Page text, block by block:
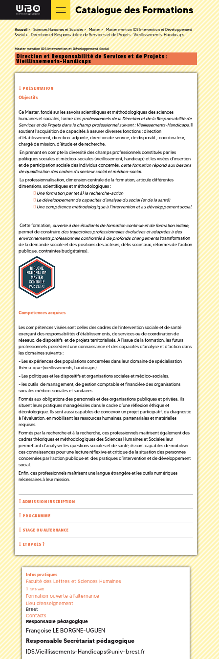
Catalogue des Formations
Accueil Sciences Humaines et Sociales Master
Master mention IDS Intervention et Développement
Social
Direction et Responsabilité de Services et de Projets : Vieillissements-Handicaps
Master mention IDS Intervention et Développement Social
Direction et Responsabilité de Services et de Projets :
Vieillissements-Handicaps
PRÉSENTATION
Objectifs
Ce Master, fondé sur les savoirs scientifiques et méthodologiques des sciences
humaines et sociales, forme des professionnels de la Direction et de la Responsabilité de
Services et de Projets dans le champ professionnel suivant : Vieillissements-Handicaps. Il
soutient l’acquisition de capacités à assurer diverses fonctions : direction
d’établissement, direction-adjointe, direction de service, de dispositif ; coordinateur,
chargé de mission, d’étude et de recherche.
En prenant en compte la diversité des champs professionnels constitués par les
politiques sociales et médico-sociales (vieillissement, handicap) et les visées d’insertion
et de participation sociale des individus concernés, cette formation répond aux besoins
de qualification des cadres du secteur social et médico-social.
La professionnalisation, dimension centrale de la formation, articule différentes
dimensions, scientifiques et méthodologiques :
Une formation par (et à) la recherche-action
Le développement de capacités d’analyse du social (et de la santé)
Une compétence méthodologique à l’intervention et au développement social.
Cette formation, ouverte à des étudiants de formation continue et de formation initiale,
permet de construiredes trajectoires professionnelles évolutives et adaptées à des
environnements professionnels confrontés à de profonds changements(transformation
de la demande sociale et des positions des acteurs, défis sociétaux, réformes de l’action
publique, contraintes budgétaires).
Compétences acquises
Les compétences visées sont celles des cadres de l’intervention sociale et de santé
exerçant des responsabilités d’établissements, de services ou de coordination de
réseaux, de dispositifs et de projets territorialisés. A l'issue de la formation, les futurs
professionnels possèdent une connaissance et des capacités d'analyse et d'action dans
les domaines suivants :
- Les expériences des populations concernées dans leur domaine de spécialisation
thématique (vieillissements, handicaps)
- Les politiques et les dispositifs et organisations sociales et médico-sociales.
- les outils de management, de gestion comptable et financière des organisations
sociales médico-sociales et sanitaires
Formés aux obligations des personnels et des organisations publiques et privées, ils
situent leurs pratiques managériales dans le cadre d’une réflexion éthique et
déontologique. Ils sont aussi capables de concevoir un projet participatif, du diagnostic
à l’évaluation, en mobilisant les ressources humaines, partenariales et matérielles
requises.
Formés par la recherche et à la recherche, ces professionnels maitrisent également des
cadres théoriques et méthodologiques des Sciences Humaines et Sociales leur
permettant d’analyser les questions sociales et de santé, ils sont capables de mobiliser
ces connaissances pour une lecture réflexive et critique de la situation des personnes
concernées par l’action publique et des pratiques d’intervention et de développement
social.
Enfin, ces professionnels maîtrisent une langue étrangère et les outils numériques
nécessaires à leur mission.
ADMISSION INSCRIPTION
PROGRAMME
STAGE OU ALTERNANCE
ET APRÈS ?
Infos pratiques
Faculté des Lettres et Sciences Humaines
Site web
Formation ouverte à l'alternance
Lieu d'enseignement
Brest
Contacts
Responsable pédagogique
Françoise LE BORGNE-UGUEN
Responsable Secrétariat pédagogique
IDS.Vieillissements-Handicaps@univ-brest.fr